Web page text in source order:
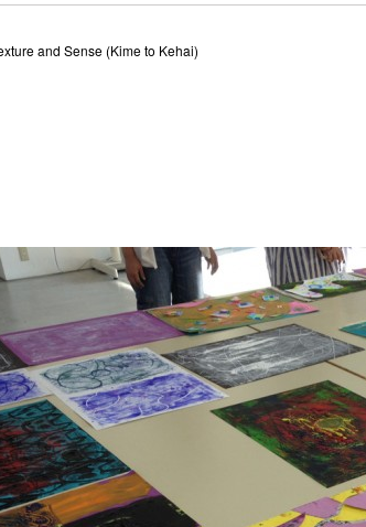
and Sense (Kime to Kehai)